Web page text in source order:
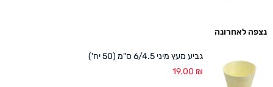
נצפה לאחרונה
גביע מעץ מיני 6/4.5 ס"מ (50 יח')
19.00 ₪